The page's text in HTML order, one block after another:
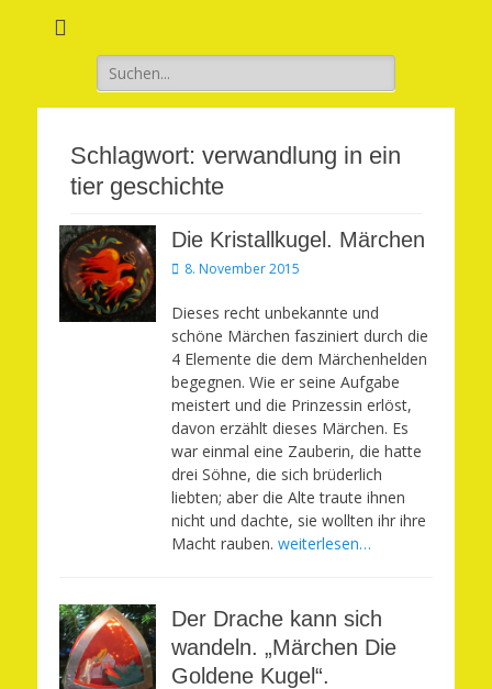
Suchen
nach:
Schlagwort: verwandlung in ein
tier geschichte
Die Kristallkugel. Märchen
Veröffentlicht
8. November 2015
Dieses recht unbekannte und
schöne Märchen fasziniert durch die
4 Elemente die dem Märchenhelden
begegnen. Wie er seine Aufgabe
meistert und die Prinzessin erlöst,
davon erzählt dieses Märchen. Es
war einmal eine Zauberin, die hatte
drei Söhne, die sich brüderlich
liebten; aber die Alte traute ihnen
nicht und dachte, sie wollten ihr ihre
Macht rauben. weiterlesen…
Der Drache kann sich
wandeln. „Märchen Die
Goldene Kugel“.